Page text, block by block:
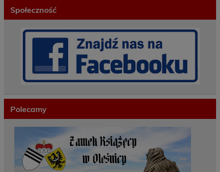
Społeczność
Polecamy